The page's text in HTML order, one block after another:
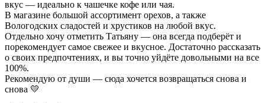
вкус — идеально к чашечке кофе или чая.
В магазине большой ассортимент орехов, а также
Вологодских сладостей и хрустиков на любой вкус.
Отдельно хочу отметить Татьяну — она всегда подберёт и
порекомендует самое свежее и вкусное. Достаточно рассказать
о своих предпочтениях, и вы точно уйдёте довольными на все
100%.
Рекомендую от души — сюда хочется возвращаться снова и
снова 💛